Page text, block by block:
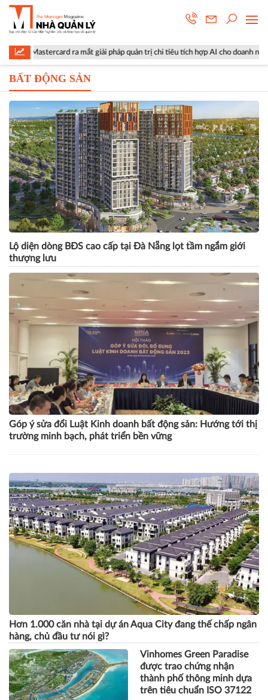
ra mắt giải pháp quản trị chi tiêu tích hợp AI cho doanh nghiệp
BẤT ĐỘNG SẢN
Lộ diện dòng BĐS cao cấp tại Đà Nẵng lọt tầm ngắm giới
thượng lưu
Góp ý sửa đổi Luật Kinh doanh bất động sản: Hướng tới thị
trường minh bạch, phát triển bền vững
Hơn 1.000 căn nhà tại dự án Aqua City đang thế chấp ngân
hàng, chủ đầu tư nói gì?
Vinhomes Green Paradise
được trao chứng nhận
thành phố thông minh dựa
trên tiêu chuẩn ISO 37122